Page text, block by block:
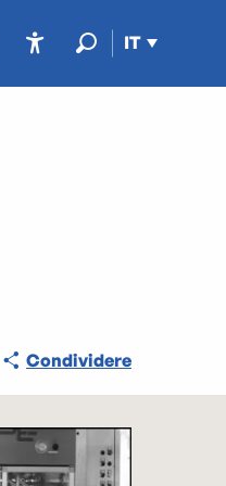
IT
Condividere